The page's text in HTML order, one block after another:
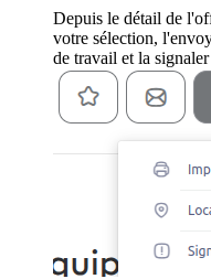
Depuis le détail de
votre sélection,
de travail et la